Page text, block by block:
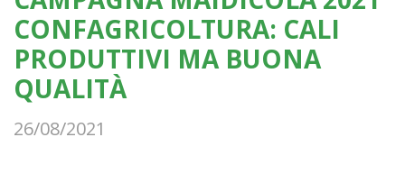
CONFAGRICOLTURA: CALI
PRODUTTIVI MA BUONA
QUALITÀ
26/08/2021